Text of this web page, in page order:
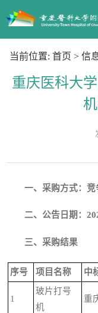
当前位置: 首页 > 信
重庆医科大
一、 采购方式：竞
二、公告日期：
三、采购结果
序号 项目名称 中
1
玻片打号
机
重